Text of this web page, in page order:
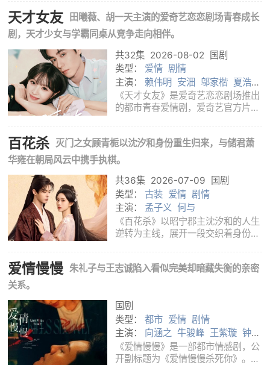
遇低谷后，意外回到十年前大学时期
的故事。过去的校园生活、当下的情
感困境和
天才女友
田曦薇、胡一天主演的爱奇艺恋恋剧场青春成长
剧，天才少女与学霸同桌从竞争走向相伴。
共32集 2026-08-02
国剧
类型： 爱情 剧情
主演： 赖伟明 安沺 邬家楷 夏浩然
厉嘉琪 田曦薇 胡一天
《天才女友》是爱奇艺恋恋剧场推出
的都市青春爱情剧，爱奇艺官方片名
琪、邬家楷、夏浩然、赖伟明、安沺
等共同出演。剧集以校园成长为起
点，讲述两个
百花杀 灭门之女顾青栀以沈汐和身份重生归来，与储君萧
华雍在朝局风云中携手执棋。
共36集 2026-07-09
国剧
类型： 古装 爱情 剧情
主演： 孟子义 何与
《百花杀》以昭宁郡主沈汐和的人生
逆转为主线，展开一段交织着身份谜
的花朵，她希望成为能够判断局势、
爱情慢慢 朱礼子与王志诚陷入看似完美却暗藏失衡的亲密
关系。
国剧
类型： 都市 爱情 剧情
主演： 向涵之 牛骏峰 王紫璇 钟楚
曦 陈伟霆
《爱情慢慢》是一部都市情感剧，公
开副标题为《爱情慢慢杀死你》。剧